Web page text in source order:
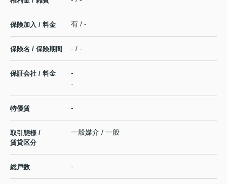
保険加入 / 料金 有 / -
保険名 / 保険期間 - / -
保証会社 / 料金
-
-
特優賃 -
取引態様 /
賃貸区分
一般媒介 / 一般
総戸数 -